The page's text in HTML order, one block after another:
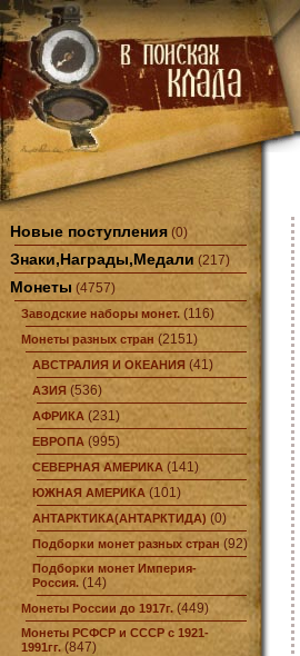
Новые поступления (0)
Знаки,Награды,Медали (217)
Монеты (4757)
Заводские наборы монет. (116)
Монеты разных стран (2151)
АВСТРАЛИЯ И ОКЕАНИЯ (41)
АЗИЯ (536)
АФРИКА (231)
ЕВРОПА (995)
СЕВЕРНАЯ АМЕРИКА (141)
ЮЖНАЯ АМЕРИКА (101)
АНТАРКТИКА(АНТАРКТИДА) (0)
Подборки монет разных стран (92)
Подборки монет Империя-
Россия. (14)
Монеты России до 1917г. (449)
Монеты РСФСР и СССР с 1921-
1991гг. (847)